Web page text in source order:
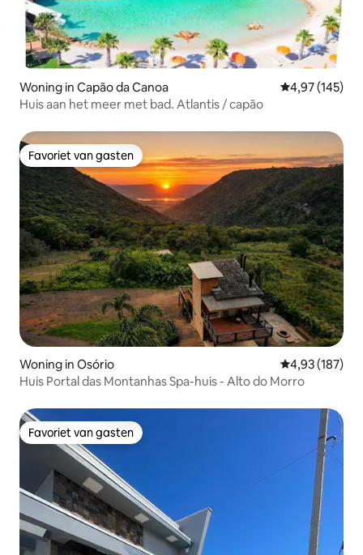
Woning in Capão da Canoa Gemiddelde
4,97 (145)
Huis aan het meer met bad. Atlantis / capão
Favoriet van gasten
Favoriet van gasten
Woning in Osório Gemiddelde
4,93 (187)
Huis Portal das Montanhas Spa-huis - Alto do Morro
Favoriet van gasten
Favoriet van gasten